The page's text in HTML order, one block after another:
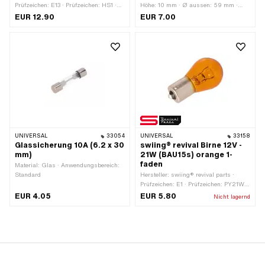
Prüfzeichen: E13 · Prüfzeichen: HS1 ·
Leuchtmittelfassung: PX43t HS1 ·
Gesamtlänge: 78 mm · Ø Lampenkopf:
EUR 12.90
Höhe: 10 mm · Ø aussen: 59 mm ·
Befestigungsart: Muttern · Anzahl
EUR 7.00
UNIVERSAL 33054
Glassicherung 10A (6.2 x 30
mm)
Material: Glas · Anwendungsbereich:
Standard
EUR 4.05
UNIVERSAL 33158
swiing® revival Birne 12V -
21W (BAU15s) orange 1-
faden
Hersteller: swiing® revival parts ·
Prüfzeichen: E1 · Prüfzeichen: PY21W ·
Leuchtmittelfassung: BAU15s ·
EUR 5.80 Nicht lagernd